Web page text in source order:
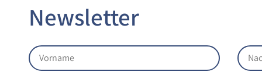
Newsletter
google_analytics
Google LLC